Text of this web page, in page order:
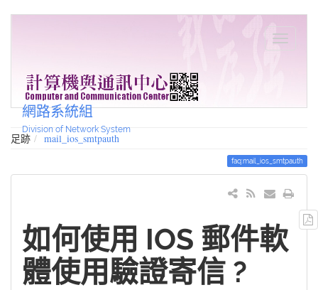
網路系統組
Division of Network System
足跡 mail_ios_smtpauth
faq:mail_ios_smtpauth
如何使用 IOS 郵件軟
體使用驗證寄信 ?